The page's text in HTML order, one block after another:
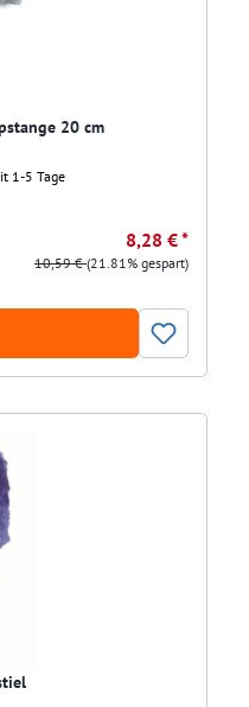
20 cm
1-5 Tage
8,28 € *
10,59 €(21.81% gespart)